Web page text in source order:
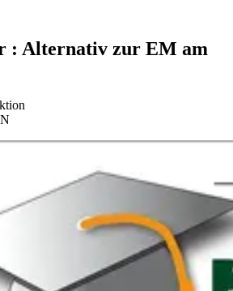
: Alternativ zur EM am